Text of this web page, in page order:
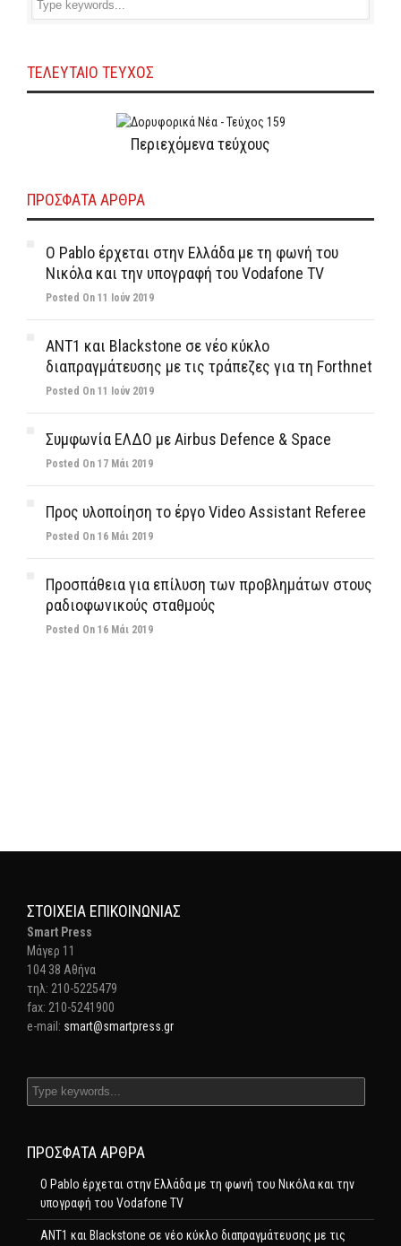
ΤΕΛΕΥΤΑΙΟ ΤΕΥΧΟΣ
Περιεχόμενα τεύχους
ΠΡΌΣΦΑΤΑ ΆΡΘΡΑ
Ο Pablo έρχεται στην Ελλάδα με τη φωνή του
Νικόλα και την υπογραφή του Vodafone TV
Posted On 11 Ιούν 2019
ΑΝΤ1 και Blackstone σε νέο κύκλο
διαπραγμάτευσης με τις τράπεζες για τη Forthnet
Posted On 11 Ιούν 2019
Συμφωνία ΕΛΔΟ με Airbus Defence & Space
Posted On 17 Μάι 2019
Προς υλοποίηση το έργο Video Assistant Referee
Posted On 16 Μάι 2019
Προσπάθεια για επίλυση των προβλημάτων στους
ραδιοφωνικούς σταθμούς
Posted On 16 Μάι 2019
ΣΤΟΙΧΕΊΑ ΕΠΙΚΟΙΝΩΝΊΑΣ
Smart Press
Mάγερ 11
104 38 Αθήνα
τηλ: 210-5225479
fax: 210-5241900
e-mail: smart@smartpress.gr
ΠΡΌΣΦΑΤΑ ΆΡΘΡΑ
Ο Pablo έρχεται στην Ελλάδα με τη φωνή του Νικόλα και την
υπογραφή του Vodafone TV
ΑΝΤ1 και Blackstone σε νέο κύκλο διαπραγμάτευσης με τις